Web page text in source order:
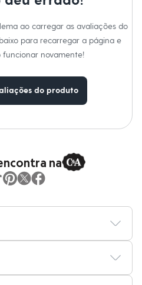
ao carregar as avaliações do
para recarregar a página e
novamente!
do produto
na
Moda PraiaModa Íntima
Moda ÍntimaJaquetas e Casacos